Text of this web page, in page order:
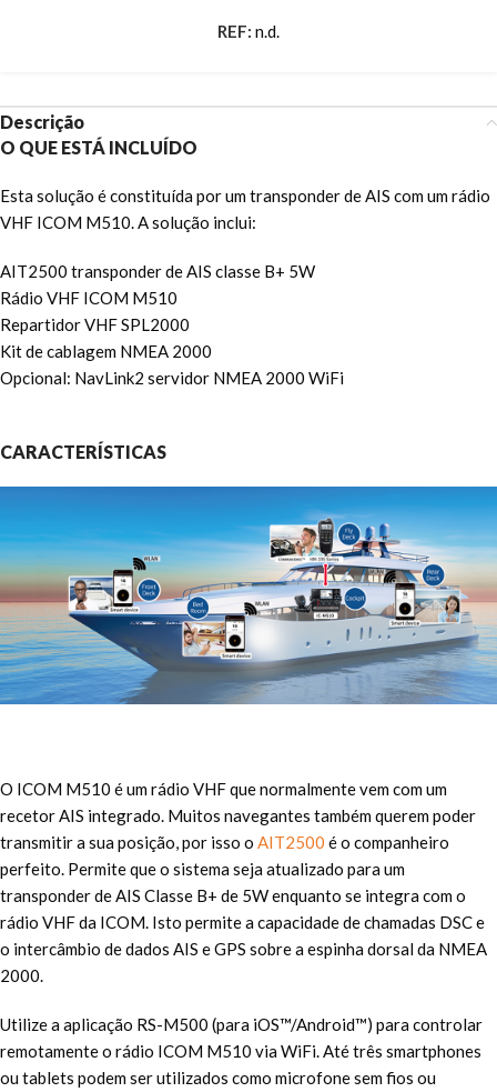
REF: n.d.
Descrição
O QUE ESTÁ INCLUÍDO
Esta solução é constituída por um transponder de AIS com um rádio
VHF ICOM M510. A solução inclui:
AIT2500 transponder de AIS classe B+ 5W
Rádio VHF ICOM M510
Repartidor VHF SPL2000
Kit de cablagem NMEA 2000
Opcional: NavLink2 servidor NMEA 2000 WiFi
CARACTERÍSTICAS
O ICOM M510 é um rádio VHF que normalmente vem com um
recetor AIS integrado. Muitos navegantes também querem poder
transmitir a sua posição, por isso o AIT2500 é o companheiro
perfeito. Permite que o sistema seja atualizado para um
transponder de AIS Classe B+ de 5W enquanto se integra com o
rádio VHF da ICOM. Isto permite a capacidade de chamadas DSC e
o intercâmbio de dados AIS e GPS sobre a espinha dorsal da NMEA
2000.
Utilize a aplicação RS-M500 (para iOS™/Android™) para controlar
remotamente o rádio ICOM M510 via WiFi. Até três smartphones
ou tablets podem ser utilizados como microfone sem fios ou